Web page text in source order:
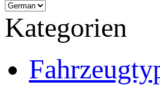
Kategorien